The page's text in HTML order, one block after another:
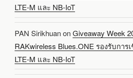
LTE-M และ NB-IoT
PAN SirikhuanonGiveaway Week
RAKwireless Blues.ONE รองรับการ
LTE-M และ NB-IoT